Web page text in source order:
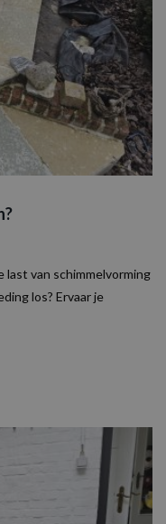
last van schimmelvorming
los? Ervaar je